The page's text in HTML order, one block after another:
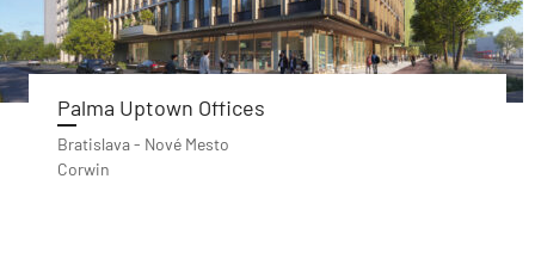
Palma Uptown Offices
Bratislava - Nové Mesto
Corwin